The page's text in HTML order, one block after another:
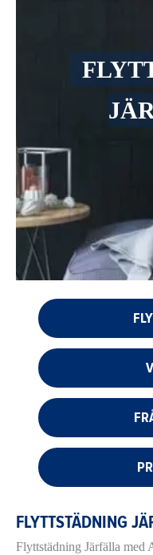
FLYTTSTÄDNING
Flyttstädning Järfälla med